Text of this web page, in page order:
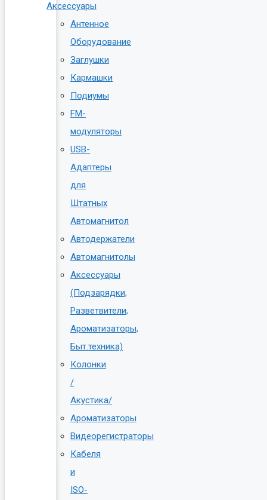
Аксессуары
Антенное
Оборудование
Заглушки
Кармашки
Подиумы
FM-
модуляторы
USB-
Адаптеры
для
Штатных
Автомагнитол
Автодержатели
Автомагнитолы
Аксессуары
(Подзарядки,
Разветвители,
Ароматизаторы,
Быт.техника)
Колонки
/
Акустика/
Ароматизаторы
Видеорегистраторы
Кабеля
и
ISO-